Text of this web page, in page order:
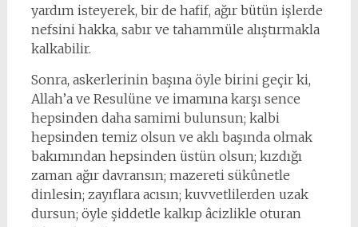
yardım isteyerek, bir de hafif, ağır bütün işlerde
nefsini hakka, sabır ve tahammüle alıştırmakla
kalkabilir.
Sonra, askerlerinin başına öyle birini geçir ki,
Allah’a ve Resulüne ve imamına karşı sence
hepsinden daha samimi bulunsun; kalbi
hepsinden temiz olsun ve aklı başında olmak
bakımından hepsinden üstün olsun; kızdığı
zaman ağır davransın; mazereti sükûnetle
dinlesin; zayıflara acısın; kuvvetlilerden uzak
dursun; öyle şiddetle kalkıp âcizlikle oturan